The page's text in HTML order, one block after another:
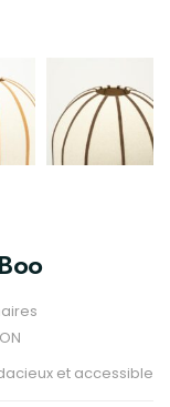
et accessible